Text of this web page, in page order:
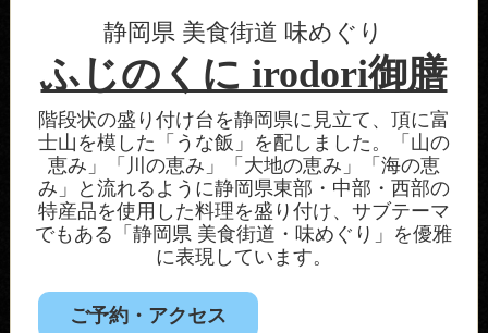
静岡県 美食街道 味めぐり
ふじのくに irodori御膳
階段状の盛り付け台を静岡県に見立て、頂に富
士山を模した「うな飯」を配しました。「山の
恵み」「川の恵み」「大地の恵み」「海の恵
み」と流れるように静岡県東部・中部・西部の
特産品を使用した料理を盛り付け、サブテーマ
でもある「静岡県 美食街道・味めぐり」を優雅
に表現しています。
ご予約・アクセス